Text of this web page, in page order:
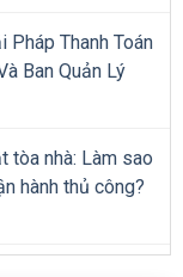
Pháp Thanh Toán
Ban Quản Lý
tòa nhà: Làm sao
hành thủ công?